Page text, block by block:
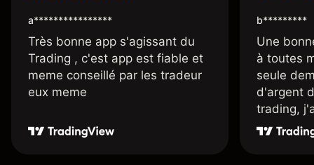
a****************
Très bonne app s'agissant du
Trading , c'est app est fiable et
meme conseillé par les tradeur
eux meme
b*********
Une
à toutes
seule
d'argent
trading,
une carte